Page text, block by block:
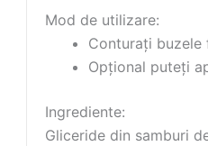
Mod de utilizare:
Conturați buzele
Opțional puteți
Ingrediente:
Gliceride din samburi